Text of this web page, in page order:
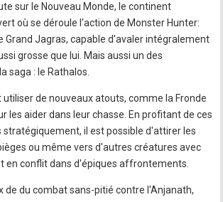
sur le Nouveau Monde, le continent
où se déroule l'action de Monster Hunter:
Grand Jagras, capable d'avaler intégralement
grosse que lui. Mais aussi un des
saga : le Rathalos.
utiliser de nouveaux atouts, comme la Fronde
les aider dans leur chasse. En profitant de ces
il est possible d'attirer les
ou même vers d'autres créatures avec
en conflit dans d'épiques affrontements.
de du combat sans-pitié contre l'Anjanath,